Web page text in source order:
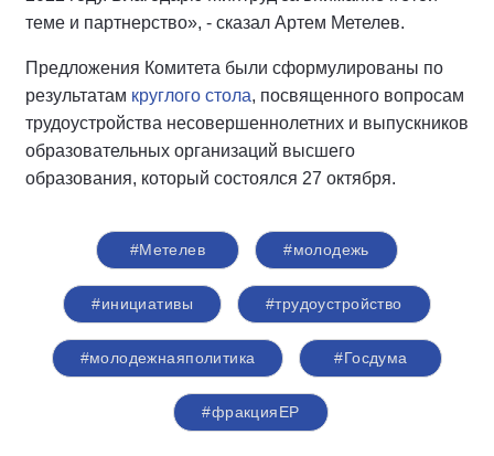
теме и партнерство», - сказал Артем Метелев.
Предложения Комитета были сформулированы по
результатам круглого стола, посвященного вопросам
трудоустройства несовершеннолетних и выпускников
образовательных организаций высшего
образования, который состоялся 27 октября.
#Метелев #молодежь
#инициативы #трудоустройство
#молодежнаяполитика #Госдума
#фракцияЕР